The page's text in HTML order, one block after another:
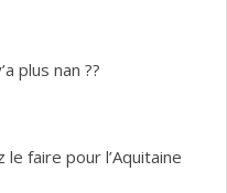
plus nan ??
faire pour l’Aquitaine